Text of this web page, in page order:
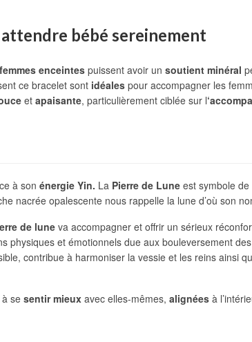
bébé sereinement
femmes enceintes puissent avoir un soutient minéral
ce bracelet sont idéales pour accompagner les
et apaisante, particulièrement ciblée sur l
à son énergie Yin. La Pierre de Lune est symbole
nacrée opalescente nous rappelle la lune d’où son
de lune va accompagner et offrir un sérieux
physiques et émotionnels due aux bouleversement
contribue à harmoniser la vessie et les reins ainsi
se sentir mieux avec elles-mêmes, alignées à